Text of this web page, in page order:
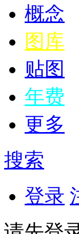
概念
图库
贴图
年费
更多
搜索
登录